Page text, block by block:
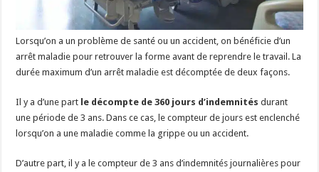
Lorsqu’on a un problème de santé ou un accident, on bénéficie d’un
arrêt maladie pour retrouver la forme avant de reprendre le travail. La
durée maximum d’un arrêt maladie est décomptée de deux façons.
Il y a d’une part le décompte de 360 jours d’indemnités durant
une période de 3 ans. Dans ce cas, le compteur de jours est enclenché
lorsqu’on a une maladie comme la grippe ou un accident.
D’autre part, il y a le compteur de 3 ans d’indemnités journalières pour